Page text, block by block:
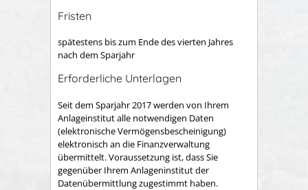
Fristen
spätestens bis zum Ende des vierten Jahres
nach dem Sparjahr
Erforderliche Unterlagen
Seit dem Sparjahr 2017 werden von Ihrem
Anlageinstitut alle notwendigen Daten
(elektronische Vermögensbescheinigung)
elektronisch an die Finanzverwaltung
übermittelt. Voraussetzung ist, dass Sie
gegenüber Ihrem Anlageninstitut der
Datenübermittlung zugestimmt haben.